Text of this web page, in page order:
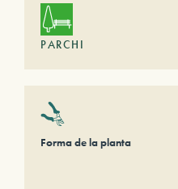
PARCHI
Forma de la planta